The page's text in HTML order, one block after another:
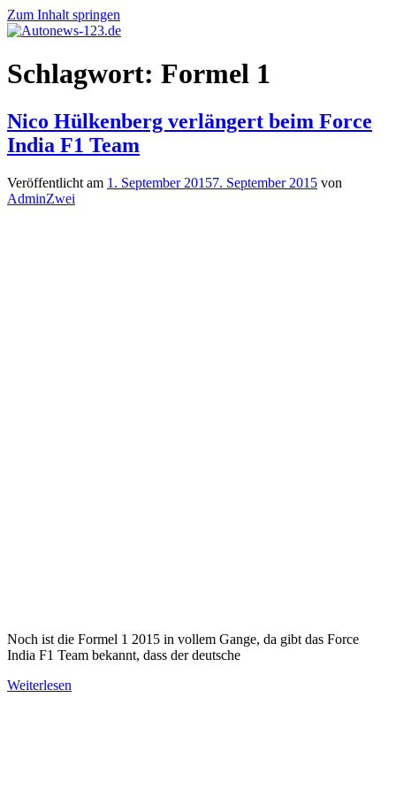
Zum Inhalt springen
Autonews-
123.de
Autonews
mit
Schlagwort: Formel 1
Nico Hülkenberg verlängert beim Force
India F1 Team
Veröffentlicht am 1. September 20157. September 2015 von
AdminZwei
Noch ist die Formel 1 2015 in vollem Gange, da gibt das Force
India F1 Team bekannt, dass der deutsche
Weiterlesen